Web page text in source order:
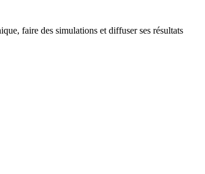
faire des simulations et diffuser ses résultats